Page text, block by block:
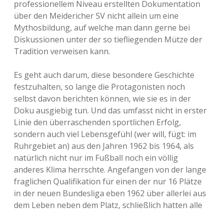
professionellem Niveau erstellten Dokumentation
über den Meidericher SV nicht allein um eine
Mythosbildung, auf welche man dann gerne bei
Diskussionen unter der so tiefliegenden Mütze der
Tradition verweisen kann.
Es geht auch darum, diese besondere Geschichte
festzuhalten, so lange die Protagonisten noch
selbst davon berichten können, wie sie es in der
Doku ausgiebig tun. Und das umfasst nicht in erster
Linie den überraschenden sportlichen Erfolg,
sondern auch viel Lebensgefühl (wer will, fügt: im
Ruhrgebiet an) aus den Jahren 1962 bis 1964, als
natürlich nicht nur im Fußball noch ein völlig
anderes Klima herrschte. Angefangen von der lange
fraglichen Qualifikation für einen der nur 16 Plätze
in der neuen Bundesliga eben 1962 über allerlei aus
dem Leben neben dem Platz, schließlich hatten alle